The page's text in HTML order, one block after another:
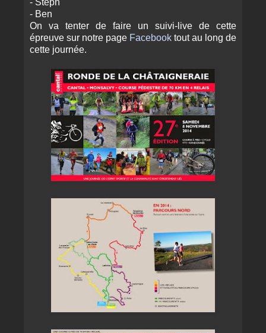
- Ben
On va tenter de faire un suivi-live de cette
épreuve sur notre page Facebook tout au long de
cette journée.